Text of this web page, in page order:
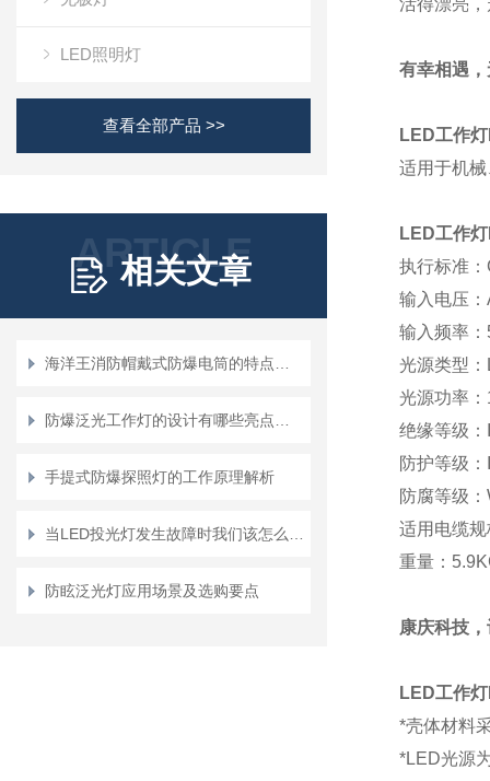
LED照明灯
查看全部产品 >>
ARTICLE
相关文章
手提式防爆探照灯的工作原理解析
防眩泛光灯应用场景及选购要点
活得漂亮
有幸相遇
LED工作灯
适用于机械
LED工作灯
执行标准：
输入电压：
输入频率：
光源类型：
光源功率：
绝缘等级：
防护等级：
防腐等级：
适用电缆规
重量： 5.
康庆科技
LED工作灯
*壳体材料
*LED光源